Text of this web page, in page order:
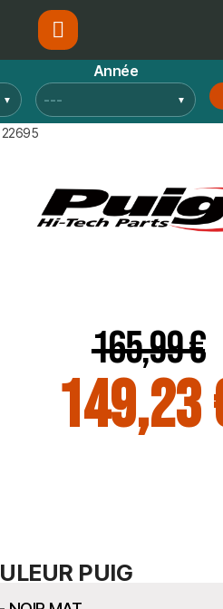
Année
22695
165,99 €
149,23
PUIG